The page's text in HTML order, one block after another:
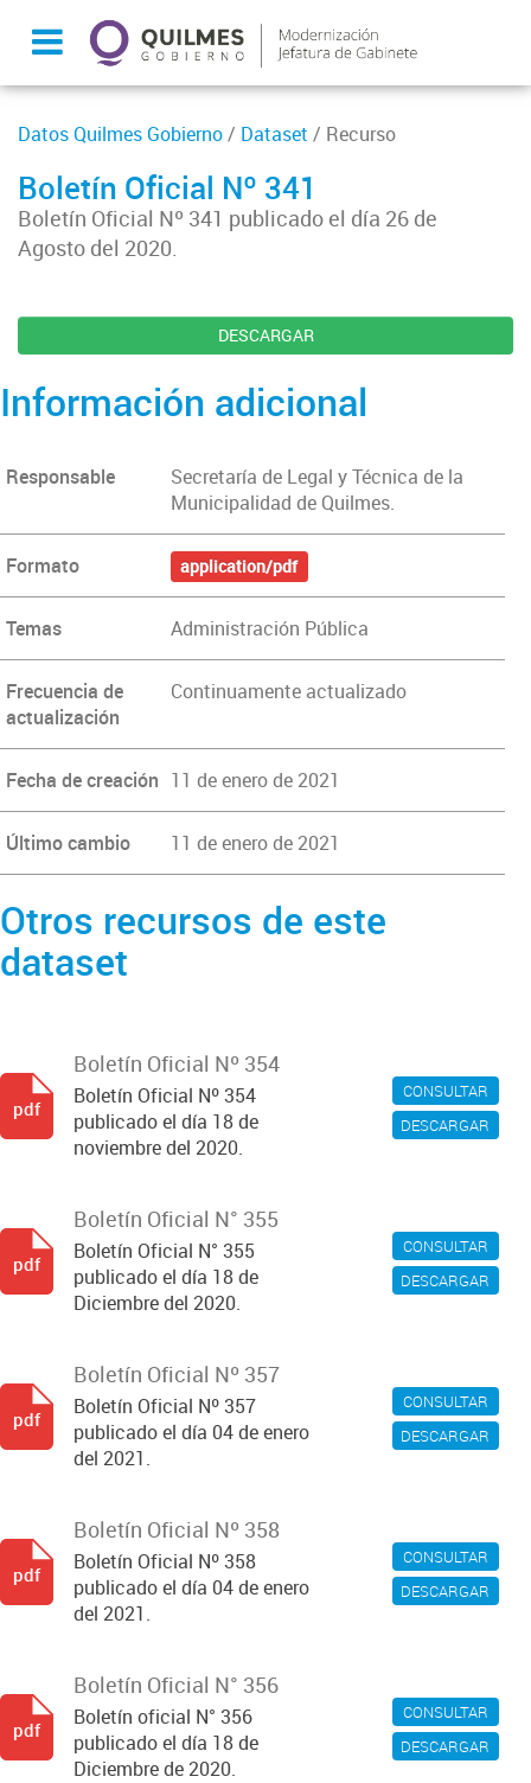
Datos Quilmes Gobierno/ Dataset / Recurso
Boletín Oficial Nº 341
Boletín Oficial Nº 341 publicado el día 26 de
Agosto del 2020.
DESCARGAR
Información adicional
Responsable
Secretaría de Legal y Técnica de la
Municipalidad de Quilmes.
Formato application/pdf
Temas Administración Pública
Frecuencia de
actualización
Continuamente actualizado
Fecha de creación 11 de enero de 2021
Último cambio 11 de enero de 2021
Otros recursos de este
dataset
CONSULTAR
DESCARGAR
Boletín Oficial Nº 354
Boletín Oficial Nº 354
publicado el día 18 de
noviembre del 2020.
pdf
CONSULTAR
DESCARGAR
Boletín Oficial N° 355
Boletín Oficial N° 355
publicado el día 18 de
Diciembre del 2020.
pdf
CONSULTAR
DESCARGAR
Boletín Oficial Nº 357
Boletín Oficial Nº 357
publicado el día 04 de enero
del 2021.
pdf
CONSULTAR
DESCARGAR
Boletín Oficial Nº 358
Boletín Oficial Nº 358
publicado el día 04 de enero
del 2021.
pdf
CONSULTAR
DESCARGAR
Boletín Oficial N° 356
Boletín oficial N° 356
publicado el día 18 de
Diciembre de 2020.
pdf